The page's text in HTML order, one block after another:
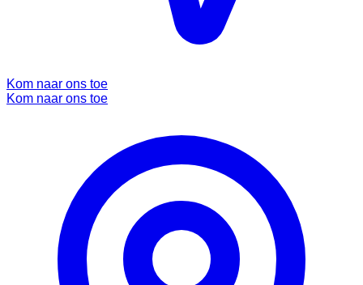
Kom naar ons toe
Kom naar ons toe